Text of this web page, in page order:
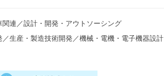
関連 ／設計・開発・アウトソーシング
／生産・製造技術開発 ／機械・電機・電子機器設計